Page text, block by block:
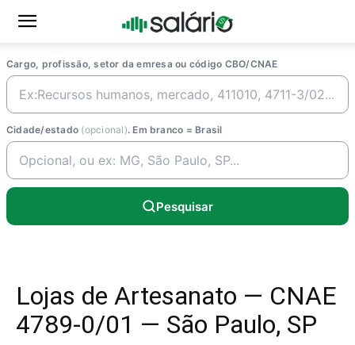
Cargo, profissão, setor da emresa ou código CBO/CNAE
Cidade/estado (opcional). Em branco = Brasil
Pesquisar
Lojas de Artesanato — CNAE
4789-0/01 — São Paulo, SP